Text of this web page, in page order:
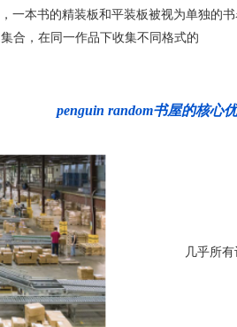
一本书的精装板和平装板被视为单独的书
合，在同一作品下收集不同格式的
penguin random书屋的核心
几乎所